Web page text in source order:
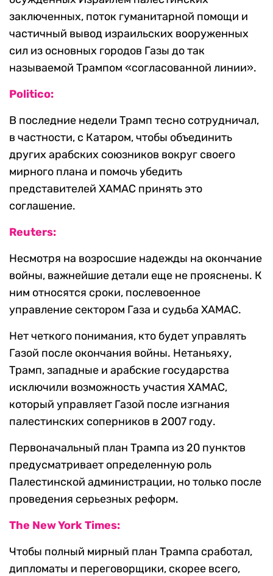
заключенных, поток гуманитарной помощи и
частичный вывод израильских вооруженных
сил из основных городов Газы до так
называемой Трампом «согласованной линии».
Politico:
В последние недели Трамп тесно сотрудничал,
в частности, с Катаром, чтобы объединить
других арабских союзников вокруг своего
мирного плана и помочь убедить
представителей ХАМАС принять это
соглашение.
Reuters:
Несмотря на возросшие надежды на окончание
войны, важнейшие детали еще не прояснены. К
ним относятся сроки, послевоенное
управление сектором Газа и судьба ХАМАС.
Нет четкого понимания, кто будет управлять
Газой после окончания войны. Нетаньяху,
Трамп, западные и арабские государства
исключили возможность участия ХАМАС,
который управляет Газой после изгнания
палестинских соперников в 2007 году.
Первоначальный план Трампа из 20 пунктов
предусматривает определенную роль
Палестинской администрации, но только после
проведения серьезных реформ.
The New York Times:
Чтобы полный мирный план Трампа сработал,
дипломаты и переговорщики, скорее всего,